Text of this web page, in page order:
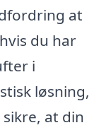
at
du har
i
løsning,
at din